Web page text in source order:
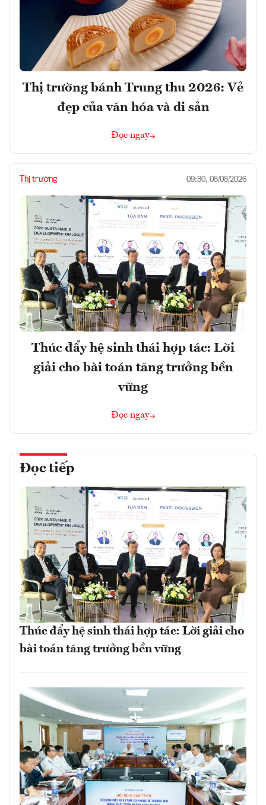
Thị trường bánh Trung thu 2026: Vẻ
đẹp của văn hóa và di sản
Đọc ngay
Thị trường 09:30, 08/08/2026
Thúc đẩy hệ sinh thái hợp tác: Lời
giải cho bài toán tăng trưởng bền
vững
Đọc ngay
Đọc tiếp
Thúc đẩy hệ sinh thái hợp tác: Lời giải cho
bài toán tăng trưởng bền vững